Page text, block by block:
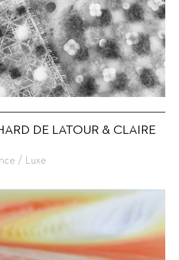
DE LATOUR & CLAIRE
/ Luxe